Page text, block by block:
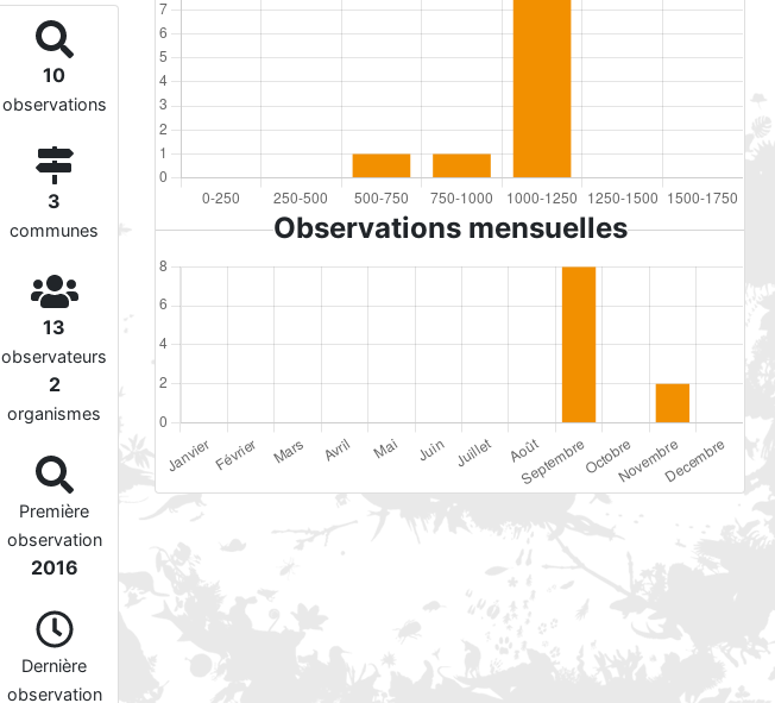
10
observations
3
communes
13
observateurs
2
organismes
Première
observation
2016
Dernière
observation
Observations mensuelles